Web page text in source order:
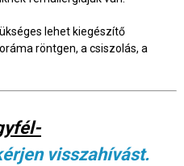
lehet kiegészítő
röntgen, a csiszolás, a
visszahívást.